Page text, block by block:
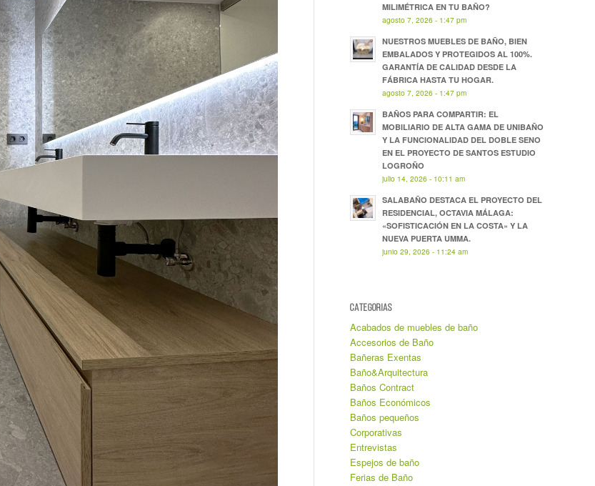
MILIMÉTRICA EN TU BAÑO?
agosto 7, 2026 - 1:47 pm
NUESTROS MUEBLES DE BAÑO, BIEN
EMBALADOS Y PROTEGIDOS AL 100%.
GARANTÍA DE CALIDAD DESDE LA
FÁBRICA HASTA TU HOGAR.
agosto 7, 2026 - 1:47 pm
BAÑOS PARA COMPARTIR: EL
MOBILIARIO DE ALTA GAMA DE UNIBAÑO
Y LA FUNCIONALIDAD DEL DOBLE SENO
EN EL PROYECTO DE SANTOS ESTUDIO
LOGROÑO
julio 14, 2026 - 10:11 am
SALABAÑO DESTACA EL PROYECTO DEL
RESIDENCIAL, OCTAVIA MÁLAGA:
«SOFISTICACIÓN EN LA COSTA» Y LA
NUEVA PUERTA UMMA.
junio 29, 2026 - 11:24 am
CATEGORIAS
Acabados de muebles de baño
Accesorios de Baño
Bañeras Exentas
Baño&Arquitectura
Baños Contract
Baños Económicos
Baños pequeños
Corporativas
Entrevistas
Espejos de baño
Ferias de Baño